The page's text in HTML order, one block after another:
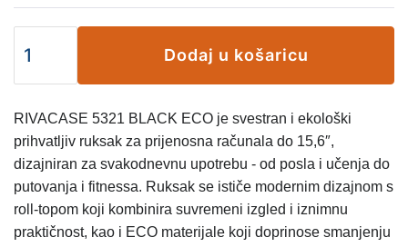
RIVACASE 5321 BLACK ECO je svestran i ekološki
prihvatljiv ruksak za prijenosna računala do 15,6″,
dizajniran za svakodnevnu upotrebu - od posla i učenja do
putovanja i fitnessa. Ruksak se ističe modernim dizajnom s
roll-topom koji kombinira suvremeni izgled i iznimnu
praktičnost, kao i ECO materijale koji doprinose smanjenju
Dodaj u košaricu